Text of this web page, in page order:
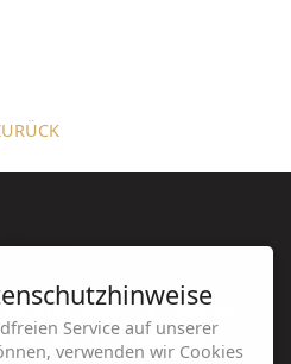
14 / 08056
90 70 / post@villa-
Service auf unserer
verwenden wir Cookies